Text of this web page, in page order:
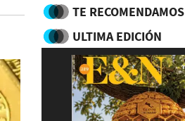
TE RECOMENDAMOS
ULTIMA EDICIÓN